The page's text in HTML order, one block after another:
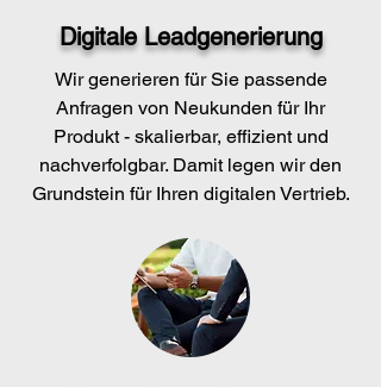
Digitale Leadgenerierung
Wir generieren für Sie passende
Anfragen von Neukunden für Ihr
Produkt - skalierbar, effizient und
nachverfolgbar. Damit legen wir den
Grundstein für Ihren digitalen Vertrieb.